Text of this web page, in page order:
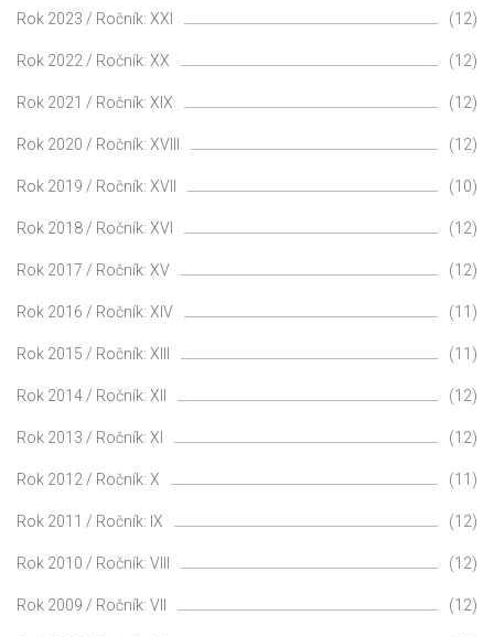
Rok 2023 / Ročník: XXI (12)
Rok 2022 / Ročník: XX (12)
Rok 2021 / Ročník: XIX (12)
Rok 2020 / Ročník: XVIII (12)
Rok 2019 / Ročník: XVII (10)
Rok 2018 / Ročník: XVI (12)
Rok 2017 / Ročník: XV (12)
Rok 2016 / Ročník: XIV (11)
Rok 2015 / Ročník: XIII (11)
Rok 2014 / Ročník: XII (12)
Rok 2013 / Ročník: XI (12)
Rok 2012 / Ročník: X (11)
Rok 2011 / Ročník: IX (12)
Rok 2010 / Ročník: VIII (12)
Rok 2009 / Ročník: VII (12)